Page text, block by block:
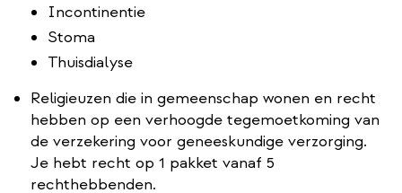
Incontinentie
Stoma
Thuisdialyse
Religieuzen die in gemeenschap wonen en recht
hebben op een verhoogde tegemoetkoming van
de verzekering voor geneeskundige verzorging.
Je hebt recht op 1 pakket vanaf 5
rechthebbenden.